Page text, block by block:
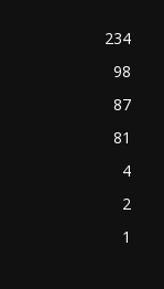
234
98
87
81
4
2
1